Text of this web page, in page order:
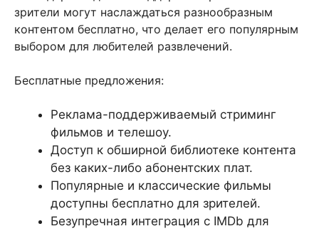
зрители могут наслаждаться разнообразным
контентом бесплатно, что делает его популярным
выбором для любителей развлечений.
Бесплатные предложения:
Реклама-поддерживаемый стриминг
фильмов и телешоу.
Доступ к обширной библиотеке контента
без каких-либо абонентских плат.
Популярные и классические фильмы
доступны бесплатно для зрителей.
Безупречная интеграция с IMDb для